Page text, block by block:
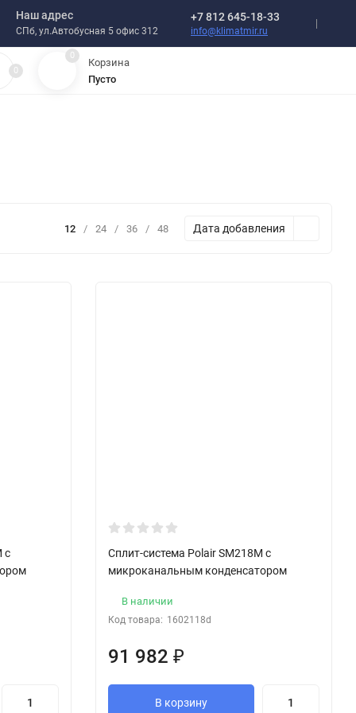
Наш адрес
СПб, ул.Автобусная 5 офис 312
+7 812 645-18-33
info@klimatmir.ru
0
0
Корзина
Пусто
12 / 24 / 36 / 48 Дата добавления
с
Сплит-система Polair SM218M с
микроканальным конденсатором
В наличии
Код товара: 1602118d
91 982 ₽
В корзину